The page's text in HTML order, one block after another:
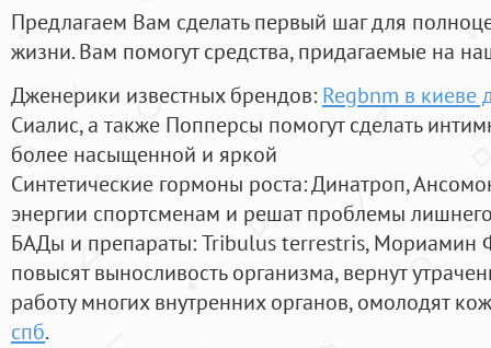
Предлагаем Вам сделать первый шаг для
жизни. Вам помогут средства, придагаемые на
Дженерики известных брендов: Regbnm в киеве
Сиалис, а также Попперсы помогут сделать
более насыщенной и яркой
Синтетические гормоны роста: Динатроп,
энергии спортсменам и решат проблемы
БАДы и препараты:Tribulus terrestris, Мориамин
повысят выносливость организма, вернут
работу многих внутренних органов, омолодят
спб.